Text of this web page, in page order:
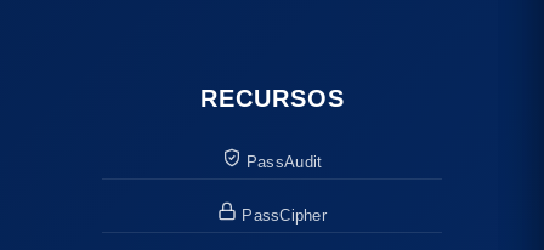
RECURSOS
PassAudit
PassCipher